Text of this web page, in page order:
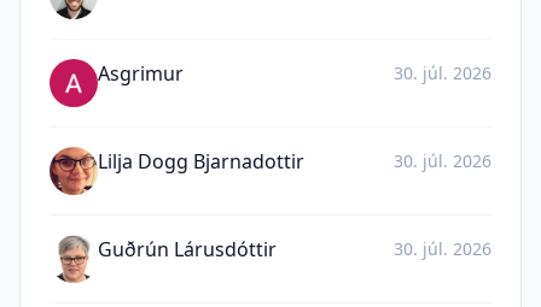
Asgrimur 30. júl. 2026
Lilja Dogg Bjarnadottir 30. júl. 2026
Guðrún Lárusdóttir 30. júl. 2026